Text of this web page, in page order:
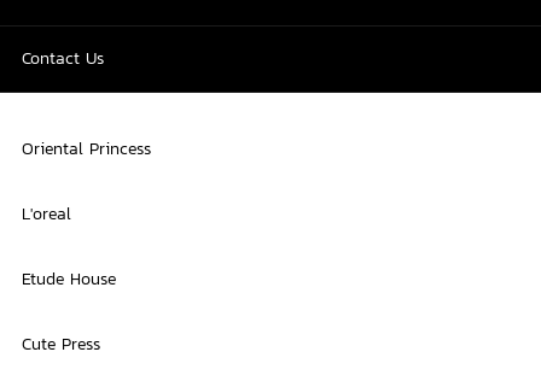
Contact Us
Oriental Princess
L'oreal
Etude House
Cute Press